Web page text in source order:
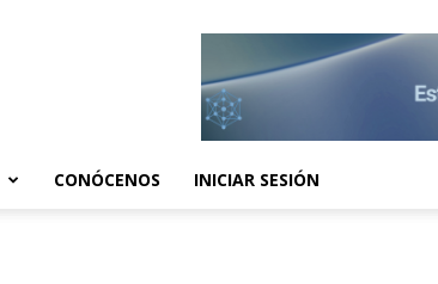
CONÓCENOS INICIAR SESIÓN